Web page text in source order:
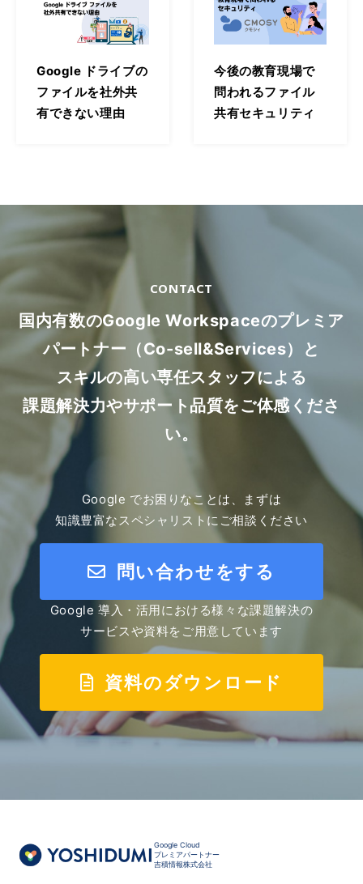
Google ドライブの
ファイルを社外共
有できない理由
今後の教育現場で
問われるファイル
共有セキュリティ
CONTACT
国内有数のGoogle Workspaceのプレミア
パートナー（Co-sell&Services）と
スキルの高い専任スタッフによる
課題解決力やサポート品質をご体感くださ
い。
Google でお困りなことは、まずは
知識豊富なスペシャリストにご相談ください
問い合わせをする
Google 導入・活用における様々な課題解決の
サービスや資料をご用意しています
資料のダウンロード
Google Cloud
プレミアパートナー
吉積情報株式会社